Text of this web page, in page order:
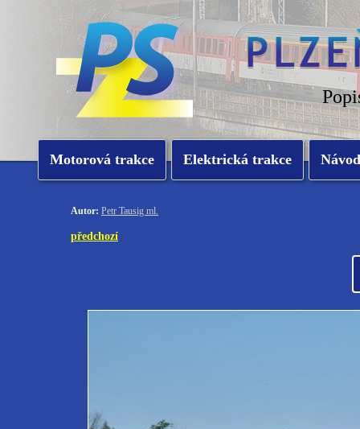
Motorová trakce Elektrická trakce
Autor: Petr Tausig ml.
předchozí